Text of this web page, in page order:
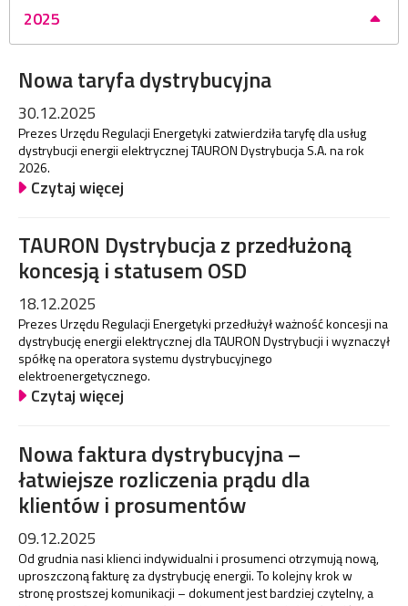
2025
Nowa taryfa dystrybucyjna
30.12.2025
Prezes Urzędu Regulacji Energetyki zatwierdziła taryfę dla usług
dystrybucji energii elektrycznej TAURON Dystrybucja S.A. na rok
2026.
Czytaj więcej
TAURON Dystrybucja z przedłużoną
koncesją i statusem OSD
18.12.2025
Prezes Urzędu Regulacji Energetyki przedłużył ważność koncesji na
dystrybucję energii elektrycznej dla TAURON Dystrybucji i wyznaczył
spółkę na operatora systemu dystrybucyjnego
elektroenergetycznego.
Czytaj więcej
Nowa faktura dystrybucyjna –
łatwiejsze rozliczenia prądu dla
klientów i prosumentów
09.12.2025
Od grudnia nasi klienci indywidualni i prosumenci otrzymują nową,
uproszczoną fakturę za dystrybucję energii. To kolejny krok w
stronę prostszej komunikacji – dokument jest bardziej czytelny, a